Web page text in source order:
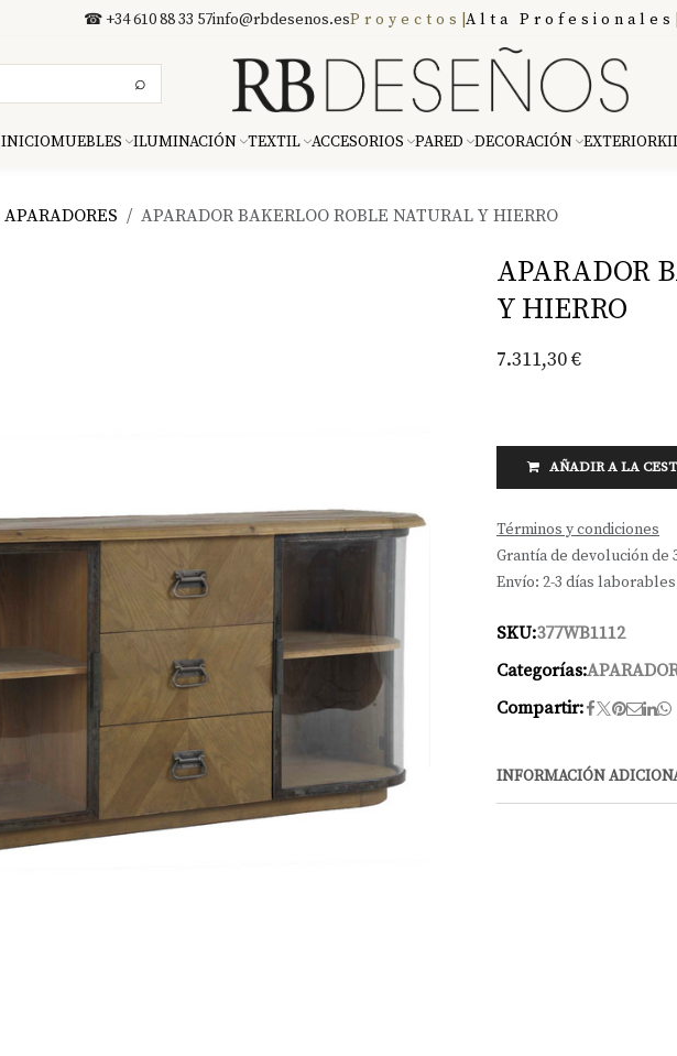
☎ +34 610 88 33 57info@rbdesenos.esProyectos Alta Profesionales
⌕
INICIOMUEBLES ILUMINACIÓN TEXTIL ACCESORIOS PARED DECORACIÓN EXTERIOR
APARADORES APARADOR BAKERLOO ROBLE NATURAL Y HIERRO
APARADOR
Y HIERRO
7.311,30€
AÑADIR A LA
Términos y condiciones
Grantía de devolución de
Envío: 2-3 días laborables
SKU:377WB1112
Categorías:
Compartir:
INFORMACIÓN